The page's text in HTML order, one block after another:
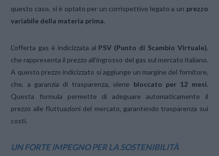
questo caso, si è optato per un corrispettivo legato a un prezzo
variabile della materia prima.
L’offerta gas è indicizzata al PSV (Punto di Scambio Virtuale),
che rappresenta il prezzo all’ingrosso del gas sul mercato italiano.
A questo prezzo indicizzato si aggiunge un margine del fornitore,
che, a garanzia di trasparenza, viene bloccato per 12 mesi.
Questa formula permette di adeguare automaticamente il
prezzo alle fluttuazioni del mercato, garantendo trasparenza sui
costi.
UN FORTE IMPEGNO PER LA SOSTENIBILITÀ